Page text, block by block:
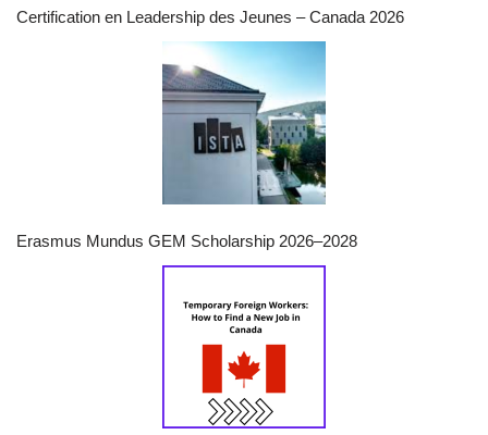
Certification en Leadership des Jeunes – Canada 2026
Erasmus Mundus GEM Scholarship 2026–2028